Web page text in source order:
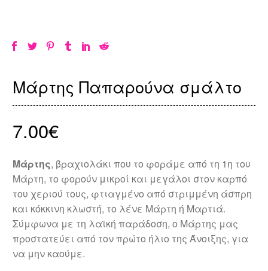
Μάρτης Παπαρούνα σμάλτο
7.00€
Μάρτης, βραχιολάκι που το φοράμε από τη 1η του
Μάρτη, το φορούν μικροί και μεγάλοι στον καρπό
του χεριού τους, φτιαγμένο από στριμμένη άσπρη
και κόκκινη κλωστή, το λένε Μάρτη ή Μαρτιά.
Σύμφωνα με τη λαϊκή παράδοση, ο Μάρτης μας
προστατεύει από τον πρώτο ήλιο της Άνοιξης, για
να μην καούμε.